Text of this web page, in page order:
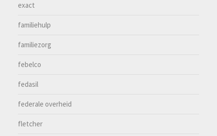
exact
familiehulp
familiezorg
febelco
fedasil
federale overheid
fletcher